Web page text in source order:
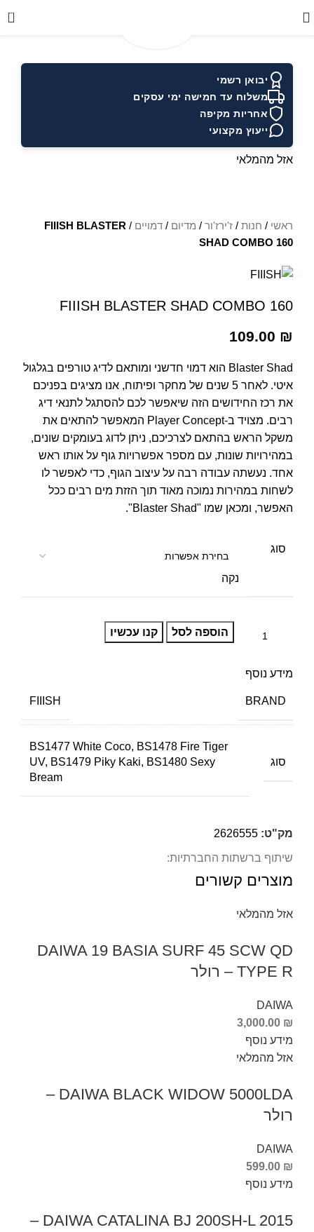
0
יבואן רשמי
משלוח עד חמישה ימי עסקים
אחריות מקיפה
ייעוץ מקצועי
אזל מהמלאי
ראשי / חנות / ז'ירז'ור / מדיום / דמויים /
FIIISH BLASTER
SHAD COMBO 160
FIIISH BLASTER SHAD COMBO 160
109.00 ₪
Blaster Shad הוא דמוי חדשני ומותאם לדיג טורפים בגלגול
איטי. לאחר 5 שנים של מחקר ופיתוח, אנו מציגים בפניכם
את רכז החידושים הזה שיאפשר לכם להסתגל לתנאי דיג
רבים. מצויד ב-Player Concept המאפשר להתאים את
משקל הראש בהתאם לצרכיכם, ניתן לדוג בעומקים שונים,
במהירויות שונות, עם מספר אפשרויות גוף על אותו ראש
אחד. נעשתה עבודה רבה על עיצוב הגוף, כדי לאפשר לו
לשחות במהירות נמוכה מאוד תוך הזזת מים רבים ככל
האפשר, ומכאן שמו "Blaster Shad".
סוג
נקה
הוספה לסל קנו עכשיו
מידע נוסף
BRAND
FIIISH
סוג
BS1477 White Coco, BS1478 Fire Tiger
UV, BS1479 Piky Kaki, BS1480 Sexy
Bream
מק"ט: 2626555
שיתוף ברשתות החברתיות:
מוצרים קשורים
אזל מהמלאי
DAIWA 19 BASIA SURF 45 SCW QD
TYPE R – רולר
DAIWA
3,000.00 ₪
מידע נוסף
אזל מהמלאי
DAIWA BLACK WIDOW 5000LDA –
רולר
DAIWA
599.00 ₪
מידע נוסף
DAIWA CATALINA BJ 200SH-L 2015 –